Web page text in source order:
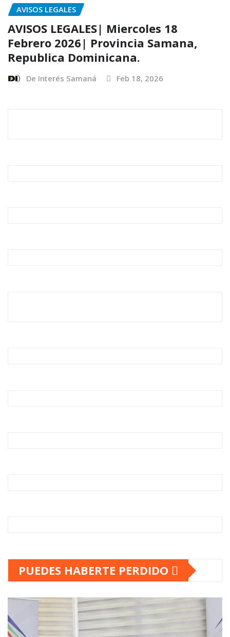
AVISOS LEGALES
AVISOS LEGALES| Miercoles 18
Febrero 2026| Provincia Samana,
Republica Dominicana.
De Interés Samaná Feb 18, 2026
PUEDES HABERTE PERDIDO